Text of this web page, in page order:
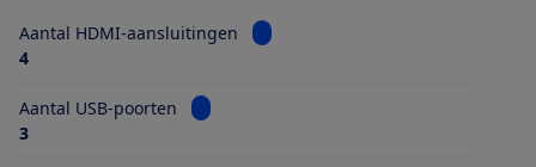
Aantal HDMI-aansluitingen
Bekijk informatie voor Aantal
4
Aantal USB-poorten
Bekijk informatie voor Aantal USB-poorten
3